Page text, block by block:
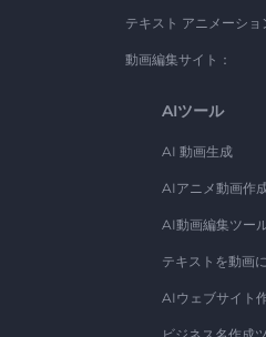
テキスト アニメーシ
動画編集サイト：
AIツール
AI 動画生成
AIアニメ動画作
AI動画編集ツー
テキストを動画
AIウェブサイト